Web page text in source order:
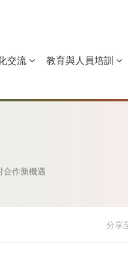
葡萄牙 聖多美和普林
交流 教育與人員培訓
合作新機遇
分享